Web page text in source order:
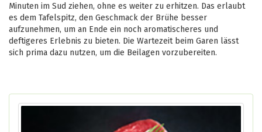
Minuten im Sud ziehen, ohne es weiter zu erhitzen. Das erlaubt
es dem Tafelspitz, den Geschmack der Brühe besser
aufzunehmen, um an Ende ein noch aromatischeres und
deftigeres Erlebnis zu bieten. Die Wartezeit beim Garen lässt
sich prima dazu nutzen, um die Beilagen vorzubereiten.